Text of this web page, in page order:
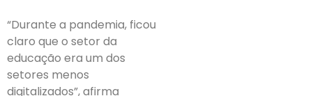
“Durante a pandemia, ficou
claro que o setor da
educação era um dos
setores menos
digitalizados”, afirma